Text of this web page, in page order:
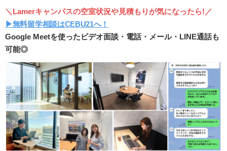
＼Lamerキャンパスの空室状況や見積もりが気になったら!／
▶︎無料留学相談はCEBU21へ！
Google Meetを使ったビデオ面談・電話・メール・LINE通話も
可能◎